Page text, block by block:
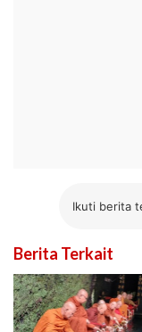
Ikuti berita
Berita Terkait